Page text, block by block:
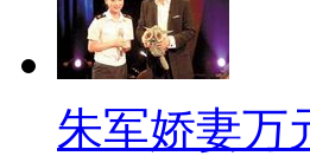
朱军娇妻万